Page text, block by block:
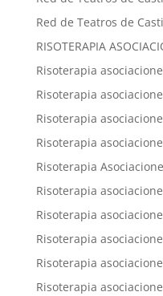
Red de Teatros de
RISOTERAPIA
Risoterapia
Risoterapia
Risoterapia
Risoterapia
Risoterapia
Risoterapia
Risoterapia
Risoterapia
Risoterapia
Risoterapia